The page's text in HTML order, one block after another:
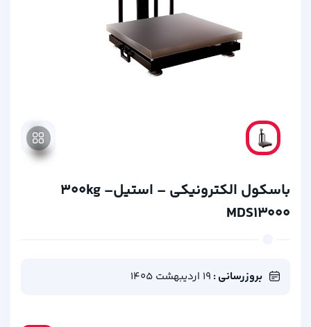
باسکول الکترونیکی – استیل300kg –
MDS13000
بروزرسانی : 19 اردیبهشت 1405